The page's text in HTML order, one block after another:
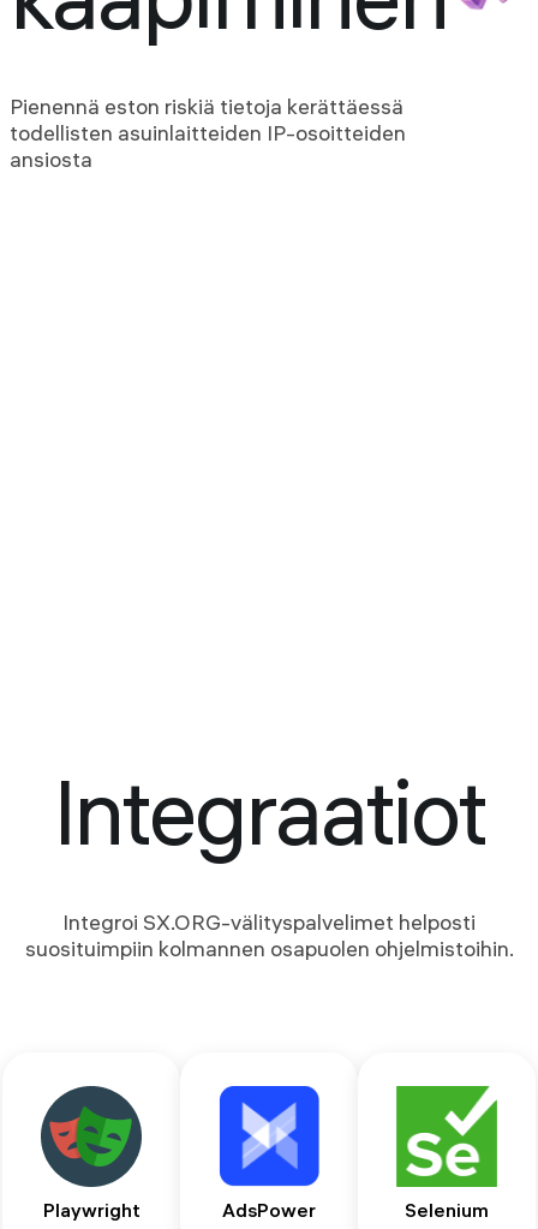
Pienennä eston riskiä tietoja kerättäessä
todellisten asuinlaitteiden IP-osoitteiden
ansiosta
Integraatiot
Integroi SX.ORG-välityspalvelimet helposti
suosituimpiin kolmannen osapuolen ohjelmistoihin.
Playwright AdsPower Selenium